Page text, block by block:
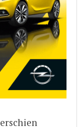
erschien